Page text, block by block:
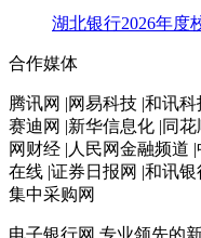
湖北银行2026年度
合作媒体
腾讯网 |网易科技 |和讯
赛迪网 |新华信息化 |同
网财经 |人民网金融频道
在线 |证券日报网 |和讯
集中采购网
电子银行网 专业领先的